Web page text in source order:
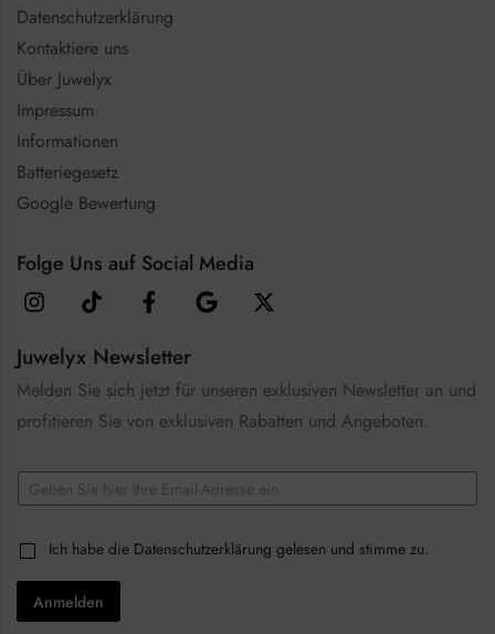
Datenschutzerklärung
Kontaktiere uns
Über Juwelyx
Impressum
Informationen
Batteriegesetz
Google Bewertung
Folge Uns auf Social Media
Juwelyx Newsletter
Melden Sie sich jetzt für unseren exklusiven Newsletter an und
profitieren Sie von exklusiven Rabatten und Angeboten.
m
i
l
*
E
m
lC
h
e
k
Ich habe die Datenschutzerklärung gelesen und stimme zu.
Anmelden